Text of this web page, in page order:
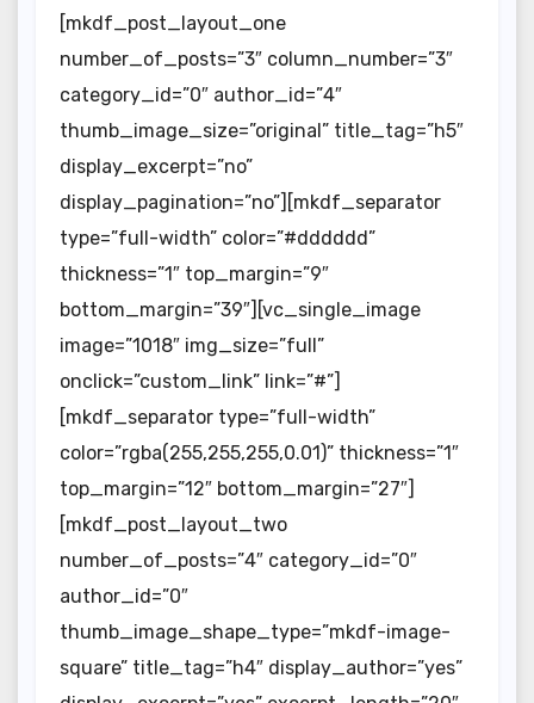
[mkdf_post_layout_one
number_of_posts=”3″ column_number=”3″
category_id=”0″ author_id=”4″
thumb_image_size=”original” title_tag=”h5″
display_excerpt=”no”
display_pagination=”no”][mkdf_separator
type=”full-width” color=”#dddddd”
thickness=”1″ top_margin=”9″
bottom_margin=”39″][vc_single_image
image=”1018″ img_size=”full”
onclick=”custom_link” link=”#”]
[mkdf_separator type=”full-width”
color=”rgba(255,255,255,0.01)” thickness=”1″
top_margin=”12″ bottom_margin=”27″]
[mkdf_post_layout_two
number_of_posts=”4″ category_id=”0″
author_id=”0″
thumb_image_shape_type=”mkdf-image-
square” title_tag=”h4″ display_author=”yes”